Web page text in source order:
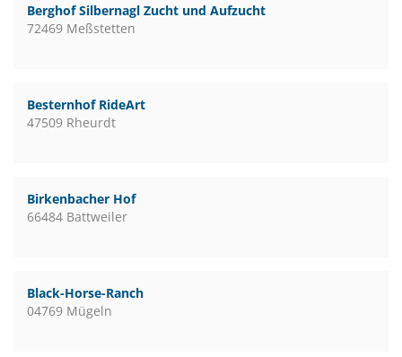
Berghof Silbernagl Zucht und Aufzucht
72469 Meßstetten
Besternhof RideArt
47509 Rheurdt
Birkenbacher Hof
66484 Battweiler
Black-Horse-Ranch
04769 Mügeln